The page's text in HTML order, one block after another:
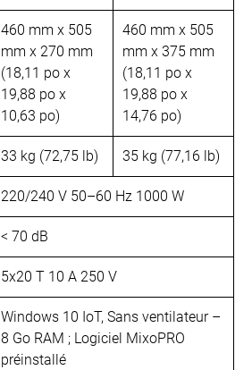
460 mm x 505
mm x 270 mm
(18,11 po x
19,88 po x
10,63 po)
460 mm x 505
mm x 375 mm
(18,11 po x
19,88 po x
14,76 po)
33 kg (72,75 lb) 35 kg (77,16 lb)
220/240 V 50–60 Hz 1000 W
< 70 dB
5x20 T 10 A 250 V
Windows 10 IoT, Sans ventilateur –
8 Go RAM ; Logiciel MixoPRO
préinstallé